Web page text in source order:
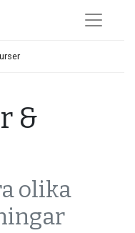
&
olika